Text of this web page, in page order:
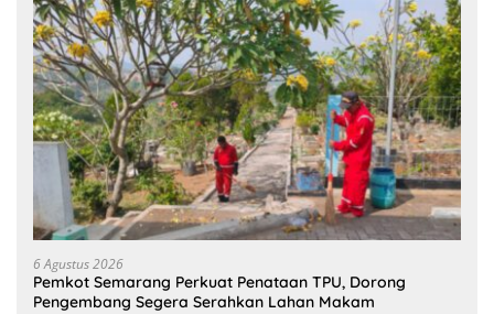
6 Agustus 2026
Pemkot Semarang Perkuat Penataan TPU, Dorong
Pengembang Segera Serahkan Lahan Makam